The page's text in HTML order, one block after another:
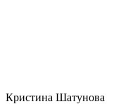
Кристина Шатунова